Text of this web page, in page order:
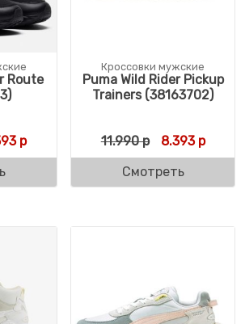
Route
цена составляла 11.990
рТекущая цена: 8.393 р.
Кроссовки мужские
Puma Wild Rider Pickup
Trainers (38163702)
11.990р 8.393р
Смотреть